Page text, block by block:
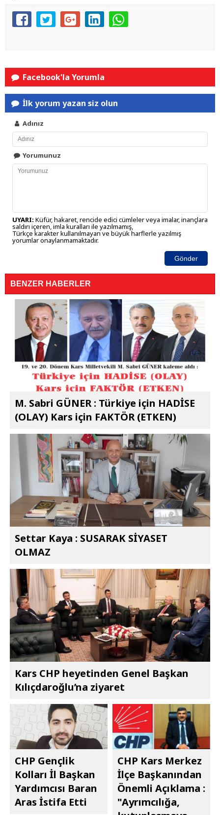
Facebook'la Yorumla
İlk yorum yazan siz olun
Adınız
Yorumunuz
UYARI: Küfür, hakaret, rencide edici cümleler veya imalar, inançlara
saldırı içeren, imla kuralları ile yazılmamış,
Türkçe karakter kullanılmayan ve büyük harflerle yazılmış
yorumlar onaylanmamaktadır.
Gönder
BENZER HABERLER
M. Sabri GÜNER : Türkiye için HADİSE
(OLAY) Kars için FAKTÖR (ETKEN)
Settar Kaya : SUSARAK SİYASET
OLMAZ
Kars CHP heyetinden Genel Başkan
Kılıçdaroğlu’na ziyaret
CHP Gençlik
Kolları İl Başkan
Yardımcısı Baran
Aras İstifa Etti
CHP Kars Merkez
İlçe Başkanından
Önemli Açıklama :
"Ayrımcılığa,